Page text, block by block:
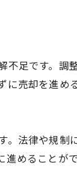
人が進める際
で法人が成功
人が達成すべき
整区域売却の
人が採るべき
足です。
売却を進
法律や規
めることが